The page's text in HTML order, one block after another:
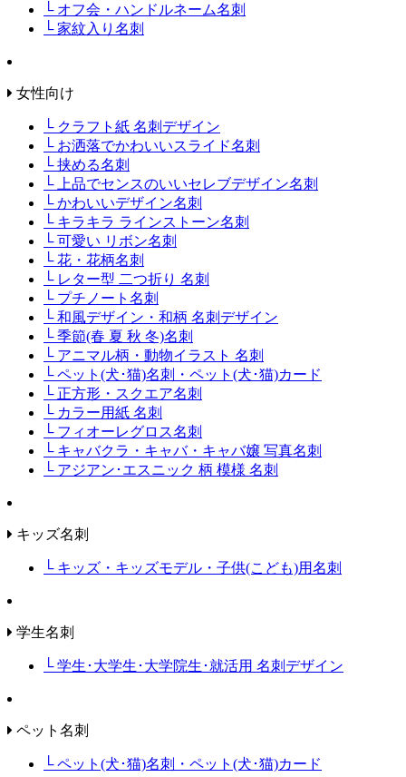
└ オフ会・ハンドルネーム名刺
└ 家紋入り名刺
女性向け
└ クラフト紙 名刺デザイン
└ お洒落でかわいいスライド名刺
└ 挟める名刺
└ 上品でセンスのいいセレブデザイン名刺
└ かわいいデザイン名刺
└ キラキラ ラインストーン名刺
└ 可愛い リボン名刺
└ 花・花柄名刺
└ レター型 二つ折り 名刺
└ プチノート名刺
└ 和風デザイン・和柄 名刺デザイン
└ 季節(春 夏 秋 冬)名刺
└ アニマル柄・動物イラスト 名刺
└ ペット(犬･猫)名刺・ペット(犬･猫)カード
└ 正方形・スクエア名刺
└ カラー用紙 名刺
└ フィオーレグロス名刺
└ キャバクラ・キャバ・キャバ嬢 写真名刺
└ アジアン･エスニック 柄 模様 名刺
キッズ名刺
└ キッズ・キッズモデル・子供(こども)用名刺
学生名刺
└ 学生･大学生･大学院生･就活用 名刺デザイン
ペット名刺
└ ペット(犬･猫)名刺・ペット(犬･猫)カード